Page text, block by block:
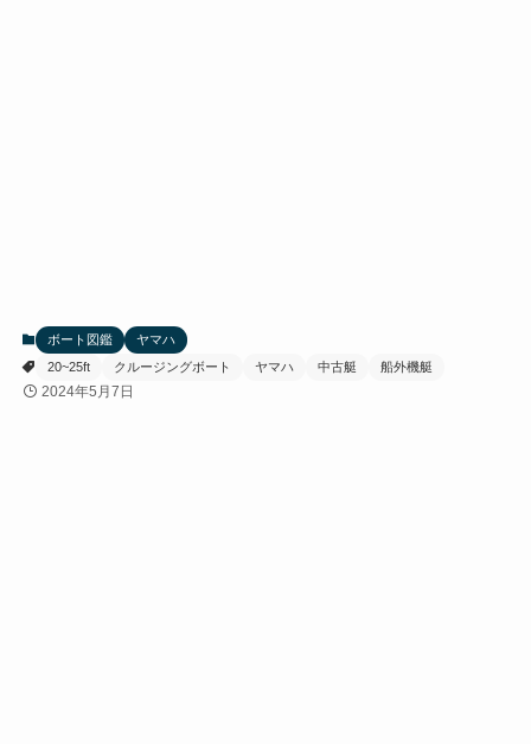
ボート図鑑
ヤマハ
20~25ft
クルージングボート ヤマハ 中古艇 船外機艇
2024年5月7日